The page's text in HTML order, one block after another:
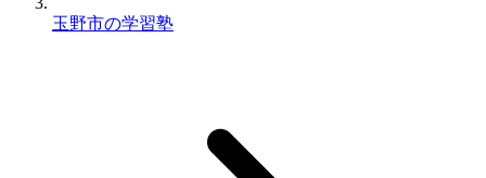
玉野市の学習塾